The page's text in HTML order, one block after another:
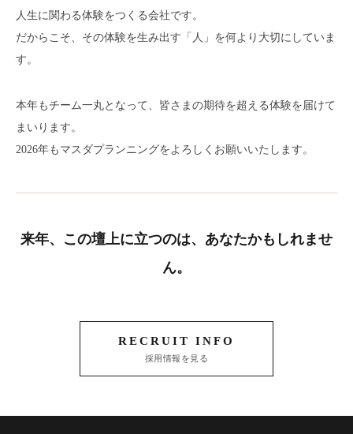
人生に関わる体験をつくる会社です。
だからこそ、その体験を生み出す「人」を何より大切にしていま
す。
本年もチーム一丸となって、皆さまの期待を超える体験を届けて
まいります。
2026年もマスダプランニングをよろしくお願いいたします。
来年、この壇上に立つのは、あなたかもしれませ
ん。
RECRUIT INFO
採用情報を見る